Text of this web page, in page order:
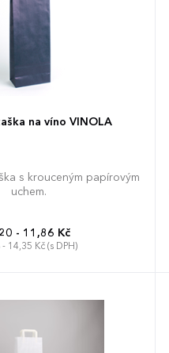
na víno VINOLA
s krouceným papírovým
uchem.
- 11,86 Kč
14,35 Kč (s DPH)